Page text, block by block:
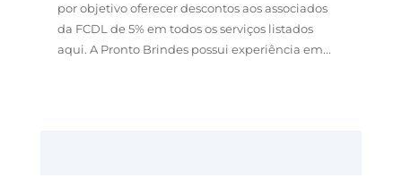
por objetivo oferecer descontos aos associados
da FCDL de 5% em todos os serviços listados
aqui. A Pronto Brindes possui experiência em...